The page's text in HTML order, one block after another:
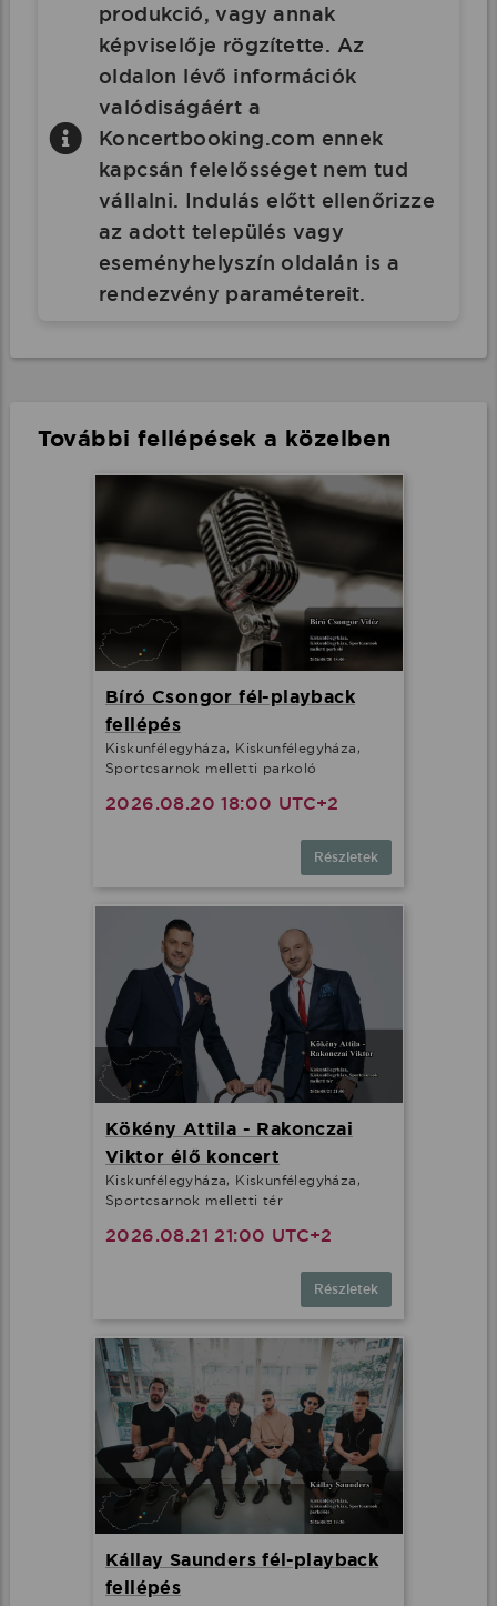
produkció, vagy annak
képviselője rögzítette. Az
oldalon lévő információk
valódiságáért a
Koncertbooking.com ennek
kapcsán felelősséget nem tud
vállalni. Indulás előtt ellenőrizze
az adott település vagy
eseményhelyszín oldalán is a
rendezvény paramétereit.
További fellépések a közelben
Bíró Csongor fél-playback
fellépés
Kiskunfélegyháza, Kiskunfélegyháza,
Sportcsarnok melletti parkoló
2026.08.20 18:00 UTC+2
Részletek
Kökény Attila - Rakonczai
Viktor élő koncert
Kiskunfélegyháza, Kiskunfélegyháza,
Sportcsarnok melletti tér
2026.08.21 21:00 UTC+2
Részletek
Kállay Saunders fél-playback
fellépés